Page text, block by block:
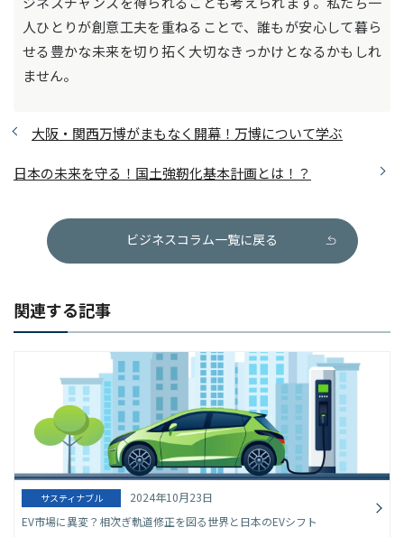
人ひとりが創意工夫を重ねることで、誰もが安心して暮ら
せる豊かな未来を切り拓く大切なきっかけとなるかもしれ
ません。
大阪・関西万博がまもなく開幕！万博について学ぶ
日本の未来を守る！国土強靭化基本計画とは！？
ビジネスコラム一覧に戻る
関連する記事
サスティナブル
2024年10月23日
EV市場に異変？相次ぎ軌道修正を図る世界と日本のEVシフト